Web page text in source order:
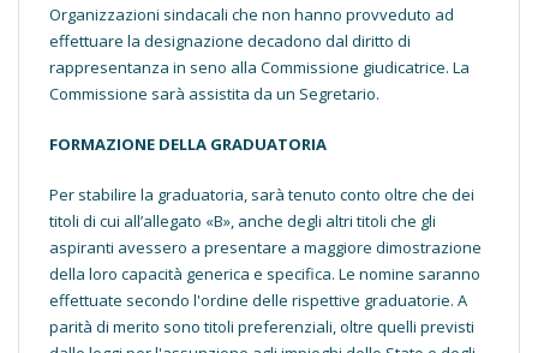
Organizzazioni sindacali che non hanno provveduto ad
effettuare la designazione decadono dal diritto di
rappresentanza in seno alla Commissione giudicatrice. La
Commissione sarà assistita da un Segretario.
FORMAZIONE DELLA GRADUATORIA
Per stabilire la graduatoria, sarà tenuto conto oltre che dei
titoli di cui all’allegato «B», anche degli altri titoli che gli
aspiranti avessero a presentare a maggiore dimostrazione
della loro capacità generica e specifica. Le nomine saranno
effettuate secondo l'ordine delle rispettive graduatorie. A
parità di merito sono titoli preferenziali, oltre quelli previsti